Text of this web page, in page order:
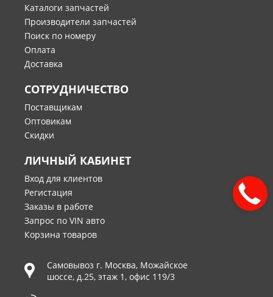
Каталоги запчастей
Производители запчастей
Поиск по номеру
Оплата
Доставка
СОТРУДНИЧЕСТВО
Поставщикам
Оптовикам
Скидки
ЛИЧНЫЙ КАБИНЕТ
Вход для клиентов
Регистация
Заказы в работе
Запрос по VIN авто
Корзина товаров
Самовывоз г. Москва, Можайское
шоссе, д.25, этаж 1, офис 119/3